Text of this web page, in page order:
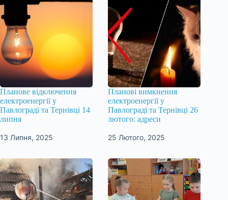
Планове відключення
електроенергії у
Павлограді та Тернівці 14
липня
13 Липня, 2025
Планові вимкнення
електроенергії у
Павлограді та Тернівці 26
лютого: адреси
25 Лютого, 2025